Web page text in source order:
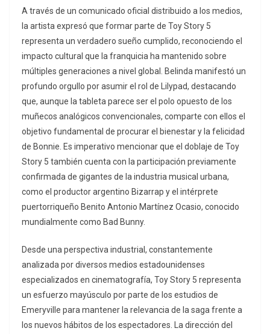
A través de un comunicado oficial distribuido a los medios,
la artista expresó que formar parte de Toy Story 5
representa un verdadero sueño cumplido, reconociendo el
impacto cultural que la franquicia ha mantenido sobre
múltiples generaciones a nivel global. Belinda manifestó un
profundo orgullo por asumir el rol de Lilypad, destacando
que, aunque la tableta parece ser el polo opuesto de los
muñecos analógicos convencionales, comparte con ellos el
objetivo fundamental de procurar el bienestar y la felicidad
de Bonnie. Es imperativo mencionar que el doblaje de Toy
Story 5 también cuenta con la participación previamente
confirmada de gigantes de la industria musical urbana,
como el productor argentino Bizarrap y el intérprete
puertorriqueño Benito Antonio Martínez Ocasio, conocido
mundialmente como Bad Bunny.
Desde una perspectiva industrial, constantemente
analizada por diversos medios estadounidenses
especializados en cinematografía, Toy Story 5 representa
un esfuerzo mayúsculo por parte de los estudios de
Emeryville para mantener la relevancia de la saga frente a
los nuevos hábitos de los espectadores. La dirección del